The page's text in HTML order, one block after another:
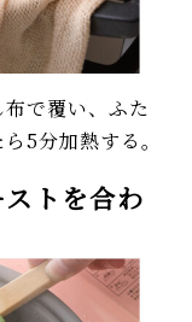
で覆い、ふた
5分加熱する。
トを合わ